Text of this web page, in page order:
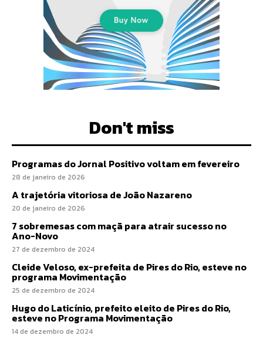
Don't miss
Programas do Jornal Positivo voltam em fevereiro
28 de janeiro de 2026
A trajetória vitoriosa de João Nazareno
20 de janeiro de 2026
7 sobremesas com maçã para atrair sucesso no
Ano-Novo
27 de dezembro de 2024
Cleide Veloso, ex-prefeita de Pires do Rio, esteve no
programa Movimentação
25 de dezembro de 2024
Hugo do Laticínio, prefeito eleito de Pires do Rio,
esteve no Programa Movimentação
14 de dezembro de 2024